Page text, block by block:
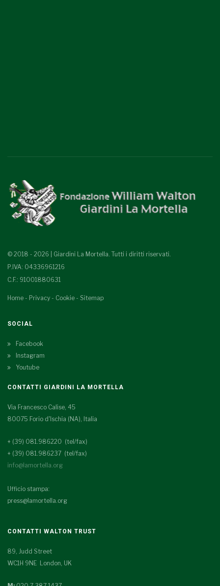
© 2018 - 2026 | Giardini La Mortella. Tutti i diritti riservati.
P.IVA: 04336961216
C.F.: 91001880631
Home - Privacy - Cookie - Sitemap
SOCIAL
Facebook
Instagram
Youtube
CONTATTI GIARDINI LA MORTELLA
Via Francesco Calise, 45
80075 Forio d'Ischia (NA), Italia
+ (39) 081.986220 (tel/fax)
+ (39) 081.986237 (tel/fax)
info@lamortella.org
Ufficio stampa:
press@lamortella.org
CONTATTI WALTON TRUST
89, Judd Street
WC1H 9NE London, UK